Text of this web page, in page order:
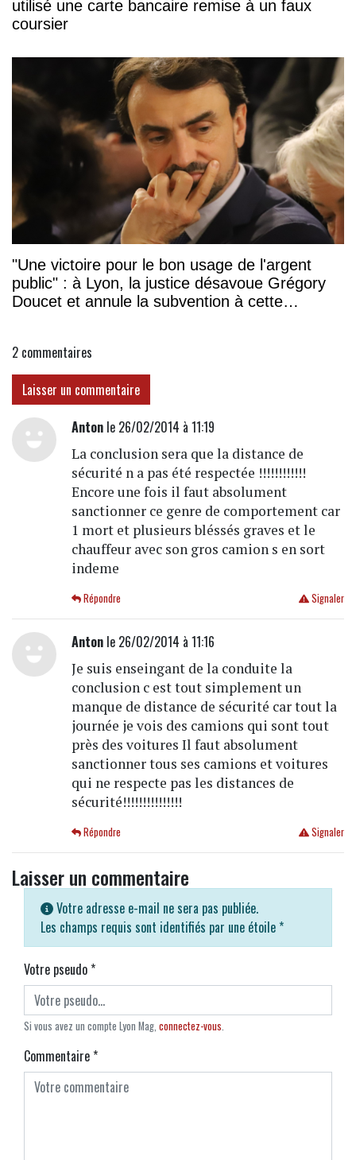
utilisé une carte bancaire remise à un faux
coursier
"Une victoire pour le bon usage de l'argent
public" : à Lyon, la justice désavoue Grégory
Doucet et annule la subvention à cette
2 commentaires
Laisser un commentaire
Antonle 26/02/2014 à 11:19
La conclusion sera que la distance de
sécurité n a pas été respectée !!!!!!!!!!!!
Encore une fois il faut absolument
sanctionner ce genre de comportement car
1 mort et plusieurs bléssés graves et le
chauffeur avec son gros camion s en sort
indeme
Signaler
Répondre
Antonle 26/02/2014 à 11:16
Je suis enseingant de la conduite la
conclusion c est tout simplement un
manque de distance de sécurité car tout la
journée je vois des camions qui sont tout
près des voitures Il faut absolument
sanctionner tous ses camions et voitures
qui ne respecte pas les distances de
sécurité!!!!!!!!!!!!!!!
Signaler
Répondre
Laisser un commentaire
Votre adresse e-mail ne sera pas publiée.
Les champs requis sont identifiés par une étoile *
Votre pseudo*
Si vous avez un compte Lyon Mag, connectez-vous.
Commentaire*